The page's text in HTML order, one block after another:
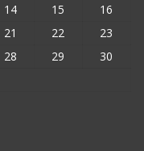
14 15
16
21 22
23
28 29
30